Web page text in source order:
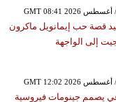
قصة حب إيمانويل ماكرون
إلى الواجهة
يصمم جينومات فيروسية